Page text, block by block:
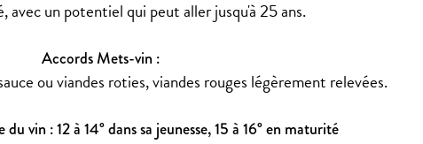
un potentiel qui peut aller jusqu'à 25 ans.
Accords Mets-vin :
ou viandes roties, viandes rouges légèrement relevées.
vin : 12 à 14° dans sa jeunesse, 15 à 16° en maturité